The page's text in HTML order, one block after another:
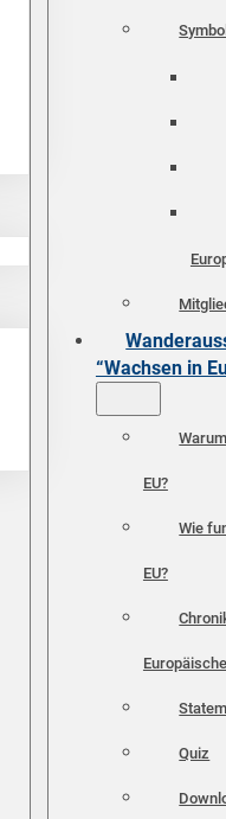
“Wachsen in
EU?
Wie
EU?
Quiz